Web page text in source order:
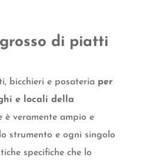
di piatti
bicchieri e posateria per
e locali della
è veramente ampio e
strumento e ogni singolo
specifiche che lo